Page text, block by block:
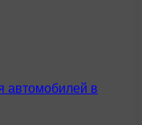
автомобилей в